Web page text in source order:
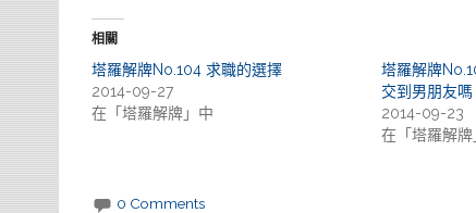
相關
塔羅解牌No.104 求職的選擇
2014-09-27
在「塔羅解牌」中
塔羅解牌
交到男朋友嗎
2014-09-23
在「塔羅解牌
0 Comments